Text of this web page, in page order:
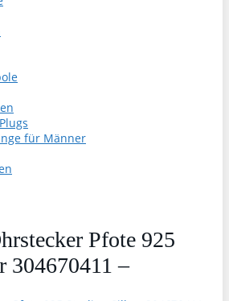
für Männer
Pfote 925
304670411 –